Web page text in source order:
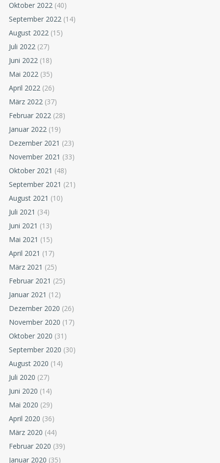
Oktober 2022 (40)
September 2022 (14)
August 2022 (15)
Juli 2022 (27)
Juni 2022 (18)
Mai 2022 (35)
April 2022 (26)
März 2022 (37)
Februar 2022 (28)
Januar 2022 (19)
Dezember 2021 (23)
November 2021 (33)
Oktober 2021 (48)
September 2021 (21)
August 2021 (10)
Juli 2021 (34)
Juni 2021 (13)
Mai 2021 (15)
April 2021 (17)
März 2021 (25)
Februar 2021 (25)
Januar 2021 (12)
Dezember 2020 (26)
November 2020 (17)
Oktober 2020 (31)
September 2020 (30)
August 2020 (14)
Juli 2020 (27)
Juni 2020 (14)
Mai 2020 (29)
April 2020 (36)
März 2020 (44)
Februar 2020 (39)
Januar 2020 (35)